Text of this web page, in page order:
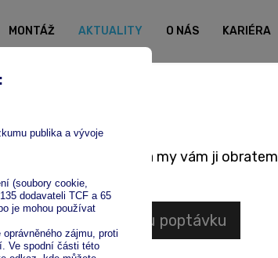
MONTÁŽ AKTUALITY O NÁS KARIÉRA
nedáte!
poptávku a my vám ji obratem
Odeslat nezávaznou poptávku